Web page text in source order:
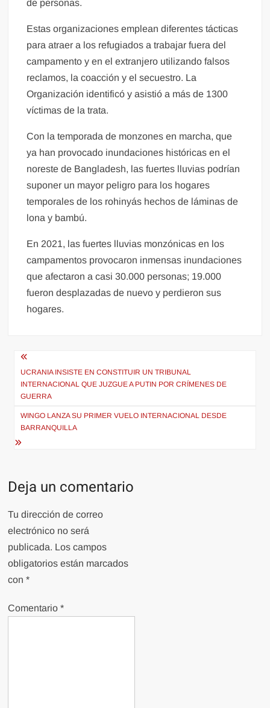
de personas.
Estas organizaciones emplean diferentes tácticas
para atraer a los refugiados a trabajar fuera del
campamento y en el extranjero utilizando falsos
reclamos, la coacción y el secuestro. La
Organización identificó y asistió a más de 1300
víctimas de la trata.
Con la temporada de monzones en marcha, que
ya han provocado inundaciones históricas en el
noreste de Bangladesh, las fuertes lluvias podrían
suponer un mayor peligro para los hogares
temporales de los rohinyás hechos de láminas de
lona y bambú.
En 2021, las fuertes lluvias monzónicas en los
campamentos provocaron inmensas inundaciones
que afectaron a casi 30.000 personas; 19.000
fueron desplazadas de nuevo y perdieron sus
hogares.
Navegación
de
entradas
UCRANIA INSISTE EN CONSTITUIR UN TRIBUNAL
INTERNACIONAL QUE JUZGUE A PUTIN POR CRÍMENES DE
GUERRA
WINGO LANZA SU PRIMER VUELO INTERNACIONAL DESDE
BARRANQUILLA
Deja un comentario
Tu dirección de correo
electrónico no será
publicada. Los campos
obligatorios están marcados
con*
Comentario*